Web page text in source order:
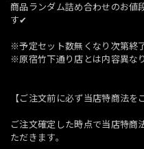
商品ランダム詰め合わせのお値
す✔︎
※予定セット数無くなり次第終
※原宿竹下通り店とは内容異な
【ご注文前に必ず当店特商法を
ご注文確定した時点で当店特商
ただきます。